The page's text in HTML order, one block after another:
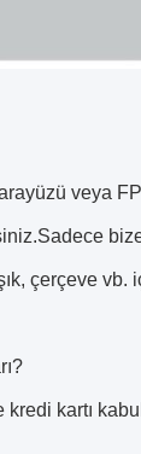
veya
çerçeve vb.
kartı